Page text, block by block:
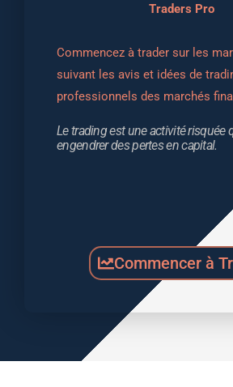
Traders Pro
Commencez à trader sur les
suivant les avis et idées de
professionnels des marchés
Le trading est une activité risquée
engendrer des pertes en capital.
Commencer à